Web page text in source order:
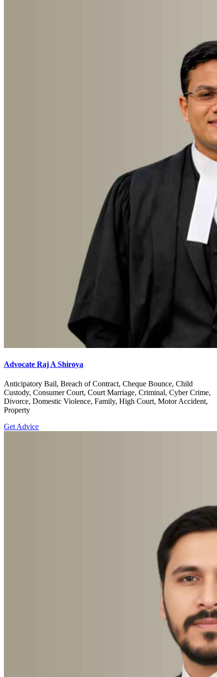
Advocate Raj A Shiroya
Anticipatory Bail, Breach of Contract, Cheque Bounce, Child
Custody, Consumer Court, Court Marriage, Criminal, Cyber Crime,
Divorce, Domestic Violence, Family, High Court, Motor Accident,
Property
Get Advice